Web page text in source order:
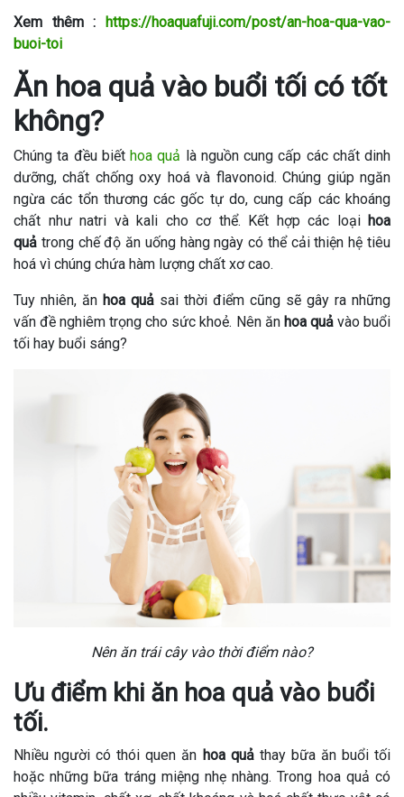
Xem thêm : https://hoaquafuji.com/post/an-hoa-qua-vao-
buoi-toi
Ăn hoa quả vào buổi tối có tốt
không?
Chúng ta đều biết hoa quả là nguồn cung cấp các chất dinh
dưỡng, chất chống oxy hoá và flavonoid. Chúng giúp ngăn
ngừa các tổn thương các gốc tự do, cung cấp các khoáng
chất như natri và kali cho cơ thể. Kết hợp các loại hoa
quả trong chế độ ăn uống hàng ngày có thể cải thiện hệ tiêu
hoá vì chúng chứa hàm lượng chất xơ cao.
Tuy nhiên, ăn hoa quả sai thời điểm cũng sẽ gây ra những
vấn đề nghiêm trọng cho sức khoẻ. Nên ănhoa quả vào buổi
tối hay buổi sáng?
Nên ăn trái cây vào thời điểm nào?
Ưu điểm khi ăn hoa quả vào buổi
tối.
Nhiều người có thói quen ăn hoa quảthay bữa ăn buổi tối
hoặc những bữa tráng miệng nhẹ nhàng. Trong hoa quả có